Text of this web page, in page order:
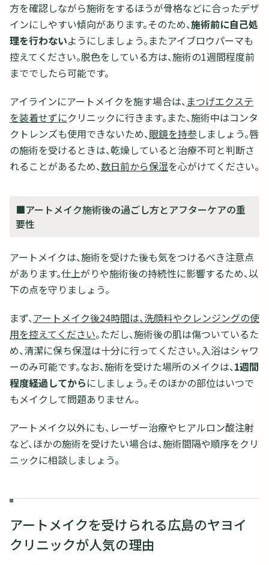
方を確認しながら施術をするほうが骨格などに合ったデザ
インにしやすい傾向があります。そのため、施術前に自己処
理を行わないようにしましょう。またアイブロウパーマも
控えてください。脱色をしている方は、施術の1週間程度前
まででしたら可能です。
アイラインにアートメイクを施す場合は、 まつげエクステ
を装着せずにクリニックに行きます。また、施術中はコンタ
クトレンズも使用できないため、眼鏡を持参しましょう。唇
の施術を受けるときは、乾燥していると治療不可と判断さ
れることがあるため、数日前から保湿を心がけてください。
■アートメイク施術後の過ごし方とアフターケアの重
要性
アートメイクは、施術を受けた後も気をつけるべき注意点
があります。仕上がりや施術後の持続性に影響するため、以
下の点を守りましょう。
まず、アートメイク後24時間は、洗顔料やクレンジングの使
用を控えてください。ただし、施術後の肌は傷ついているた
め、清潔に保ち保湿は十分に行ってください。入浴はシャワ
ーのみ可能です。なお、施術を受けた場所のメイクは、1週間
程度経過してからにしましょう。そのほかの部位はいつで
もメイクして問題ありません。
アートメイク以外にも、レーザー治療やヒアルロン酸注射
など、ほかの施術を受けたい場合は、施術間隔や順序をクリ
ニックに相談しましょう。
アートメイクを受けられる広島のヤヨイ
クリニックが人気の理由